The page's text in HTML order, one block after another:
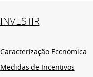
INVESTIR
Caracterização Económica
Medidas de Incentivos